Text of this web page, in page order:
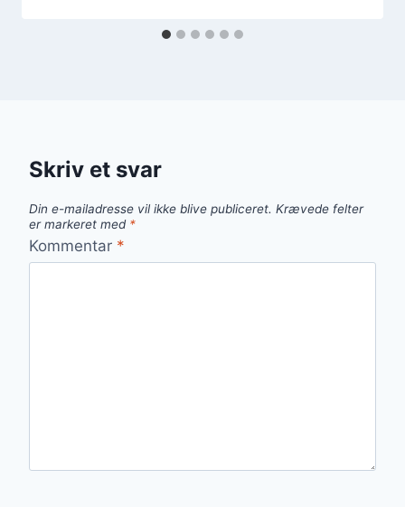
Skriv et svar
Din e-mailadresse vil ikke blive publiceret. Krævede felter
er markeret med *
Kommentar *